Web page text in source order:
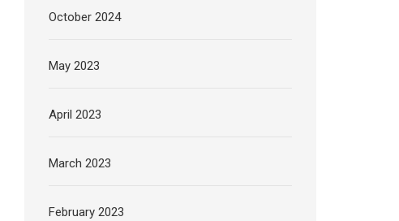
October 2024
May 2023
April 2023
March 2023
February 2023